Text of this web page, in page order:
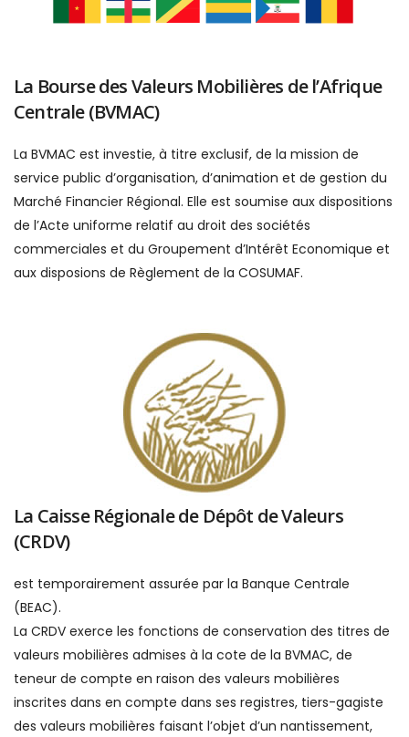
La Bourse des Valeurs Mobilières de l’Afrique
Centrale (BVMAC)
La BVMAC est investie, à titre exclusif, de la mission de
service public d’organisation, d’animation et de gestion du
Marché Financier Régional. Elle est soumise aux dispositions
de l’Acte uniforme relatif au droit des sociétés
commerciales et du Groupement d’Intérêt Economique et
aux disposions de Règlement de la COSUMAF.
La Caisse Régionale de Dépôt de Valeurs
(CRDV)
est temporairement assurée par la Banque Centrale
(BEAC).
La CRDV exerce les fonctions de conservation des titres de
valeurs mobilières admises à la cote de la BVMAC, de
teneur de compte en raison des valeurs mobilières
inscrites dans en compte dans ses registres, tiers-gagiste
des valeurs mobilières faisant l’objet d’un nantissement,